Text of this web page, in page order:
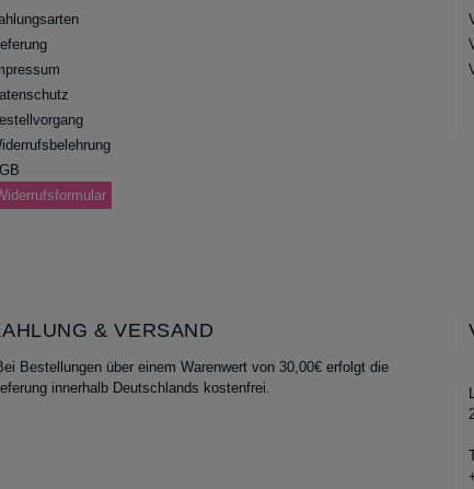
& VERSAND
Bestellungen über einem Warenwert von 30,00€ erfolgt die
innerhalb Deutschlands kostenfrei.